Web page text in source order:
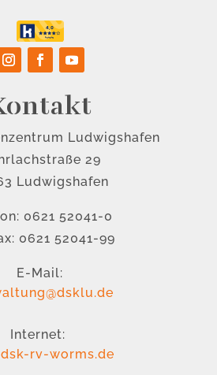
Ludwigshafen
29
Ludwigshafen
0621 52041-0
0621 52041-99
E-Mail:
Internet:
rv-worms.de